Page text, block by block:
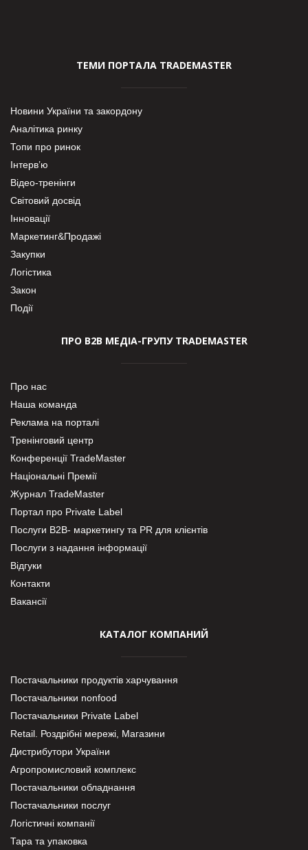
ТЕМИ ПОРТАЛА TRADEMASTER
Новини України та закордону
Аналітика ринку
Топи про ринок
Інтерв’ю
Відео-тренінги
Світовий досвід
Інновації
Маркетинг&Продажі
Закупки
Логістика
Закон
Події
ПРО В2В МЕДІА-ГРУПУ TRADEMASTER
Про нас
Наша команда
Реклама на порталі
Тренінговий центр
Конференції TradeMaster
Національні Премії
Журнал TradeMaster
Портал про Private Label
Послуги В2В- маркетингу та PR для клієнтів
Послуги з надання інформації
Відгуки
Контакти
Вакансії
КАТАЛОГ КОМПАНИЙ
Постачальники продуктів харчування
Постачальники nonfood
Постачальники Private Label
Retail. Роздрібні мережі, Магазини
Дистрибутори України
Агропромисловий комплекс
Постачальники обладнання
Постачальники послуг
Логістичні компанії
Тара та упаковка